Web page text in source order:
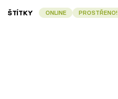
ŠTÍTKY ONLINE PROSTŘENO!